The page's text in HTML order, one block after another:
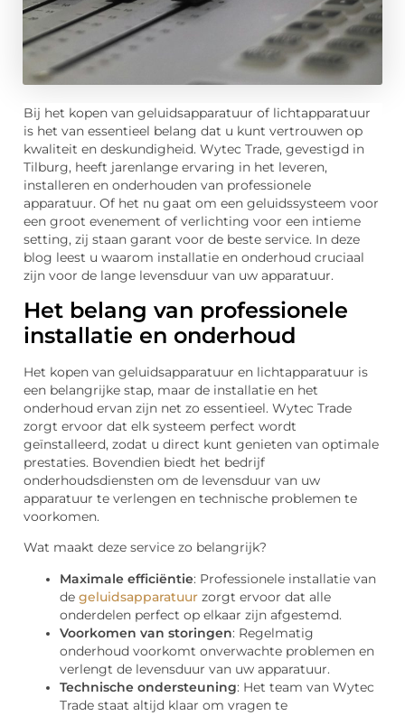
Bij het kopen van geluidsapparatuur of lichtapparatuur
is het van essentieel belang dat u kunt vertrouwen op
kwaliteit en deskundigheid. Wytec Trade, gevestigd in
Tilburg, heeft jarenlange ervaring in het leveren,
installeren en onderhouden van professionele
apparatuur. Of het nu gaat om een geluidssysteem voor
een groot evenement of verlichting voor een intieme
setting, zij staan garant voor de beste service. In deze
blog leest u waarom installatie en onderhoud cruciaal
zijn voor de lange levensduur van uw apparatuur.
Het belang van professionele
installatie en onderhoud
Het kopen van geluidsapparatuur en lichtapparatuur is
een belangrijke stap, maar de installatie en het
onderhoud ervan zijn net zo essentieel. Wytec Trade
zorgt ervoor dat elk systeem perfect wordt
geïnstalleerd, zodat u direct kunt genieten van optimale
prestaties. Bovendien biedt het bedrijf
onderhoudsdiensten om de levensduur van uw
apparatuur te verlengen en technische problemen te
voorkomen.
Wat maakt deze service zo belangrijk?
Maximale efficiëntie: Professionele installatie van
de geluidsapparatuur zorgt ervoor dat alle
onderdelen perfect op elkaar zijn afgestemd.
Voorkomen van storingen: Regelmatig
onderhoud voorkomt onverwachte problemen en
verlengt de levensduur van uw apparatuur.
Technische ondersteuning: Het team van Wytec
Trade staat altijd klaar om vragen te